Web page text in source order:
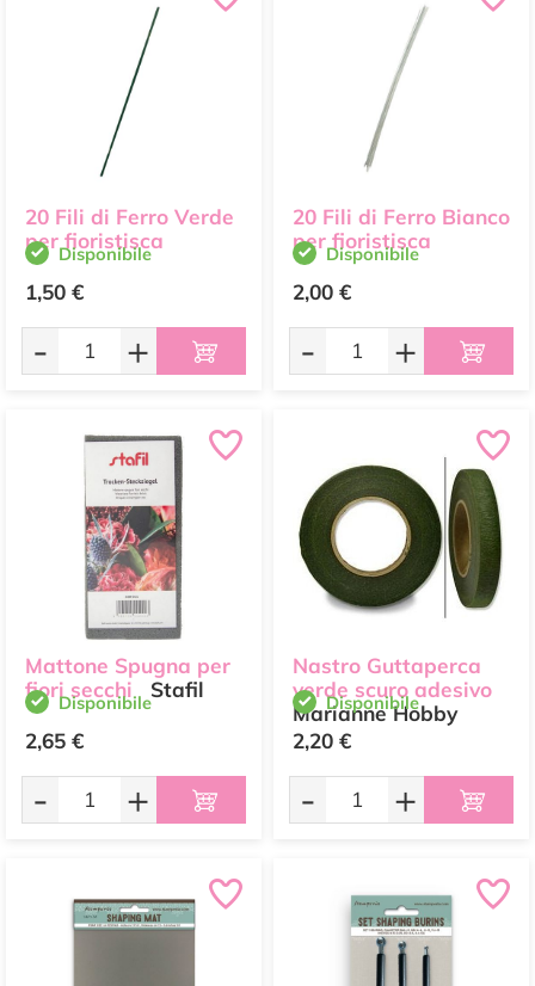
20 Fili di Ferro Verde
per fioristisca
Disponibile
1,50 €
- +
20 Fili di Ferro Bianco
per fioristisca
Disponibile
2,00 €
- +
Mattone Spugna per
fiori secchi
Stafil
Disponibile
2,65 €
- +
Nastro Guttaperca
verde scuro adesivo
Marianne Hobby
Disponibile
2,20 €
- +